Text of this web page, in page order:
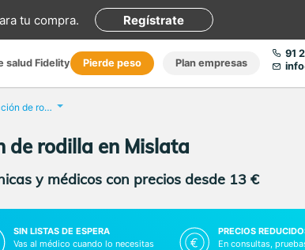
tu compra. Regístrate
salud Fidelity Pierde peso Plan empresas
91
Radiografía. Una proyección de rodilla
de rodilla en Mislata
y médicos con precios desde 13 €
SIN LISTAS DE ESPERA
Vas al médico cuando lo necesitas
PRECIOS
En consultas,